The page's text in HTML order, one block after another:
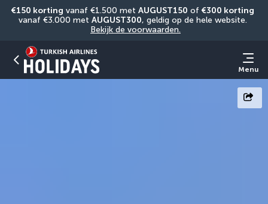
€150 korting vanaf €1.500 met AUGUST150 of €300 korting
vanaf €3.000 met AUGUST300
Bekijk de voorwaarden.
Menu